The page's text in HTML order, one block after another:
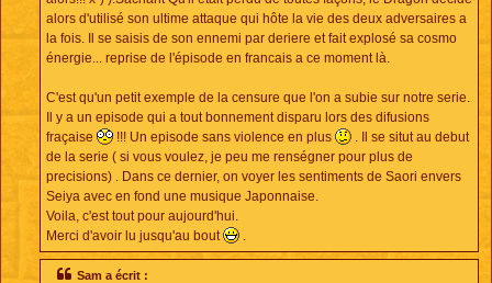
alors d'utilisé son ultime attaque qui hôte la vie des deux adversaires a
la fois. Il se saisis de son ennemi par deriere et fait explosé sa cosmo
énergie... reprise de l'épisode en francais a ce moment là.
C'est qu'un petit exemple de la censure que l'on a subie sur notre serie.
Il y a un episode qui a tout bonnement disparu lors des difusions
fraçaise
!!! Un episode sans violence en plus
. Il se situt au debut
de la serie ( si vous voulez, je peu me renségner pour plus de
precisions) . Dans ce dernier, on voyer les sentiments de Saori envers
Seiya avec en fond une musique Japonnaise.
Voila, c'est tout pour aujourd'hui.
Merci d'avoir lu jusqu'au bout
Sam a écrit :